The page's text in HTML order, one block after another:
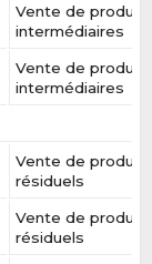
Vente de
intermédiaires
Vente de
intermédiaires
Vente de
résiduels
Vente de
résiduels